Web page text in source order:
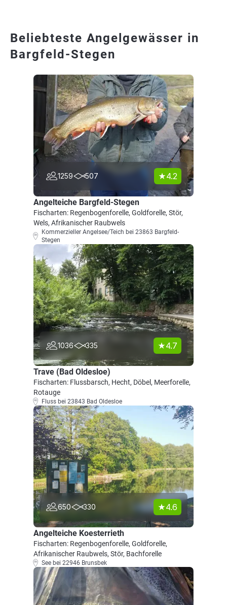
Beliebteste Angelgewässer in
Bargfeld-Stegen
1259 507 4.2
Angelteiche Bargfeld-Stegen
Fischarten: Regenbogenforelle, Goldforelle, Stör,
Wels, Afrikanischer Raubwels
Kommerzieller Angelsee/Teich bei 23863 Bargfeld-
Stegen
1036 335 4.7
Trave (Bad Oldesloe)
Fischarten: Flussbarsch, Hecht, Döbel, Meerforelle,
Rotauge
Fluss bei 23843 Bad Oldesloe
650 330 4.6
Angelteiche Koesterrieth
Fischarten: Regenbogenforelle, Goldforelle,
Afrikanischer Raubwels, Stör, Bachforelle
See bei 22946 Brunsbek